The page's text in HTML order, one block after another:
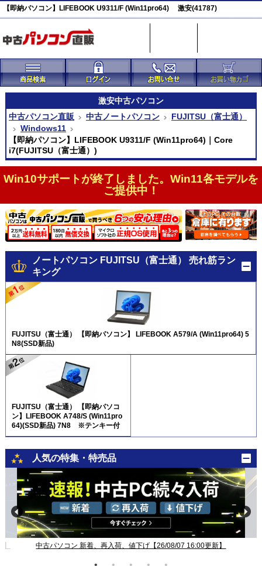
【即納パソコン】LIFEBOOK U9311/F (Win11pro64) 激安(41787)
激安中古パソコン
中古パソコン直販
中古ノートパソコン
FUJITSU（富士通）
Windows11
【即納パソコン】LIFEBOOK U9311/F (Win11pro64)｜Core
i7(FUJITSU（富士通）)
Win10サポートが終了しました。Win11各モデルを
ご提供中！
ノートパソコン FUJITSU（富士通） 売れ筋ラン
キング
FUJITSU（富士通） 【即納パソコン】 LIFEBOOK A579/A (Win11pro64) 5
N8(SSD新品)
FUJITSU（富士通） 【即納パソコ
ン】LIFEBOOK A748/S (Win11pro
64)(SSD新品) 7N8 ※テンキー付
人気の特集・特売品
中古パソコン 新着、再入荷、値下げ【26/08/07 16:00更新】